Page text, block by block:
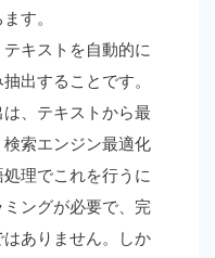
す。
キストを自動的に
出することです。
、テキストから最
索エンジン最適化
理でこれを行うに
ングが必要で、完
ありません。しか